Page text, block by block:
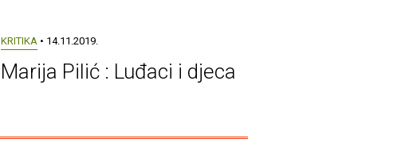
KRITIKA • 14.11.2019.
Marija Pilić : Luđaci i djeca